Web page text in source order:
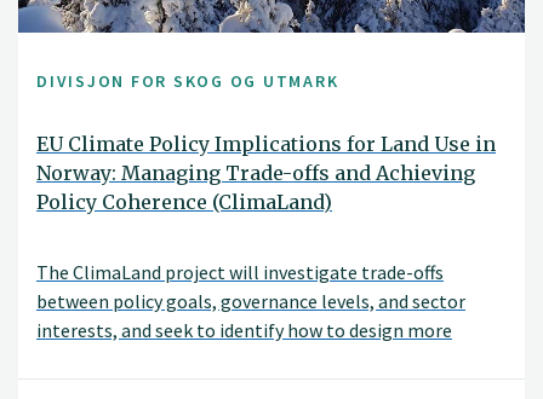
DIVISJON FOR SKOG OG UTMARK
EU Climate Policy Implications for Land Use in
Norway: Managing Trade-offs and Achieving
Policy Coherence (ClimaLand)
The ClimaLand project will investigate trade-offs
between policy goals, governance levels, and sector
interests, and seek to identify how to design more
objective is to investigate how conflicting policy goals